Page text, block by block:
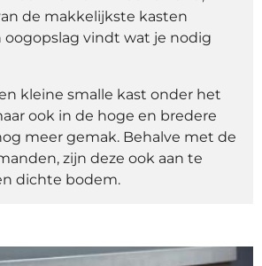
de makkelijkste kasten
oogopslag vindt wat je nodig
kleine smalle kast onder het
ook in de hoge en bredere
meer gemak. Behalve met de
zijn deze ook aan te
dichte bodem.